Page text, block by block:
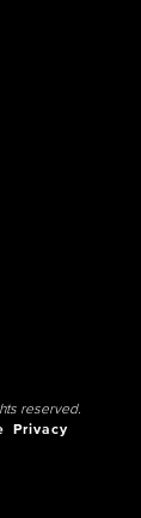
reserved.
Privacy